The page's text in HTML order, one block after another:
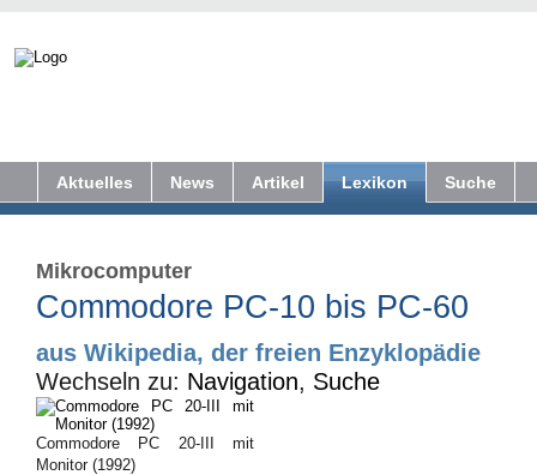
Aktuelles News Artikel Lexikon Suche
Mikrocomputer
Commodore PC-10 bis PC-60
aus Wikipedia, der freien Enzyklopädie
Wechseln zu: Navigation, Suche
Commodore PC 20-III mit
Monitor (1992)